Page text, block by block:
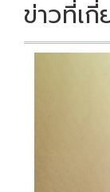
ข่าวที่เ